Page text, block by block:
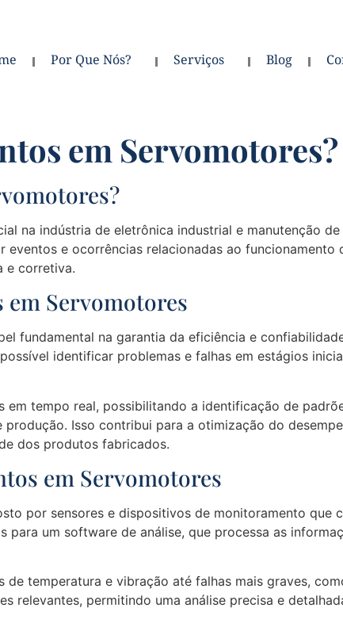
Por Que Nós? Serviços Blog
em Servomotores?
na indústria de eletrônica industrial e manutenção
e ocorrências relacionadas ao funcionamento
e corretiva.
Servomotores
fundamental na garantia da eficiência e
identificar problemas e falhas em estágios
tempo real, possibilitando a identificação de
Isso contribui para a otimização do
dos produtos fabricados.
em Servomotores
por sensores e dispositivos de monitoramento que
um software de análise, que processa as
temperatura e vibração até falhas mais graves,
relevantes, permitindo uma análise precisa e